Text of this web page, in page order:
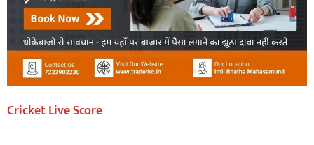
Cricket Live Score